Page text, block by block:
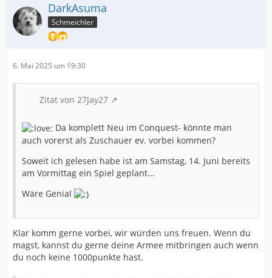
DarkAsuma
Schmeichler
6. Mai 2025 um 19:30
Zitat von 27Jay27
Da komplett Neu im Conquest- könnte man
auch vorerst als Zuschauer ev. vorbei kommen?
Soweit ich gelesen habe ist am Samstag, 14. Juni bereits
am Vormittag ein Spiel geplant...
Wäre Genial
Klar komm gerne vorbei, wir würden uns freuen. Wenn du
magst, kannst du gerne deine Armee mitbringen auch wenn
du noch keine 1000punkte hast.